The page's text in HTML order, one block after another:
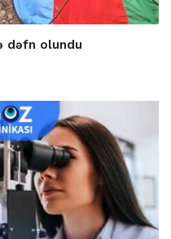
dəfn olundu